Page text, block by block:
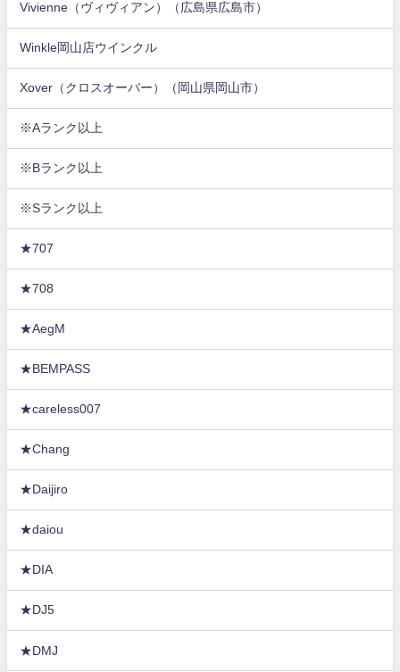
Vivienne（ヴィヴィアン）（広島県広島市）
Winkle岡山店ウインクル
Xover（クロスオーバー）（岡山県岡山市）
※Aランク以上
※Bランク以上
※Sランク以上
★707
★708
★AegM
★BEMPASS
★careless007
★Chang
★Daijiro
★daiou
★DIA
★DJ5
★DMJ